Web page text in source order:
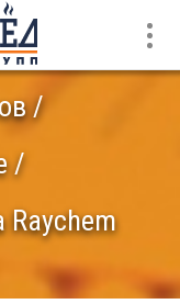
Raychem